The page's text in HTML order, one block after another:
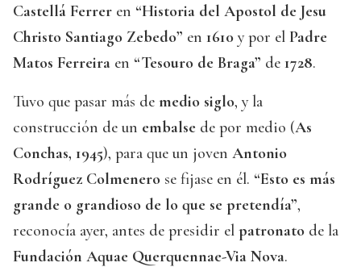
Castellá Ferrer en “Historia del Apostol de Jesu
Christo Santiago Zebedo” en 1610 y por el Padre
Matos Ferreira en “Tesouro de Braga” de 1728.
Tuvo que pasar más de medio siglo, y la
construcción de un embalse de por medio (As
Conchas, 1945), para que un joven Antonio
Rodríguez Colmenero se fijase en él. “Esto es más
grande o grandioso de lo que se pretendía”,
reconocía ayer, antes de presidir el patronato de la
Fundación Aquae Querquennae-Via Nova.